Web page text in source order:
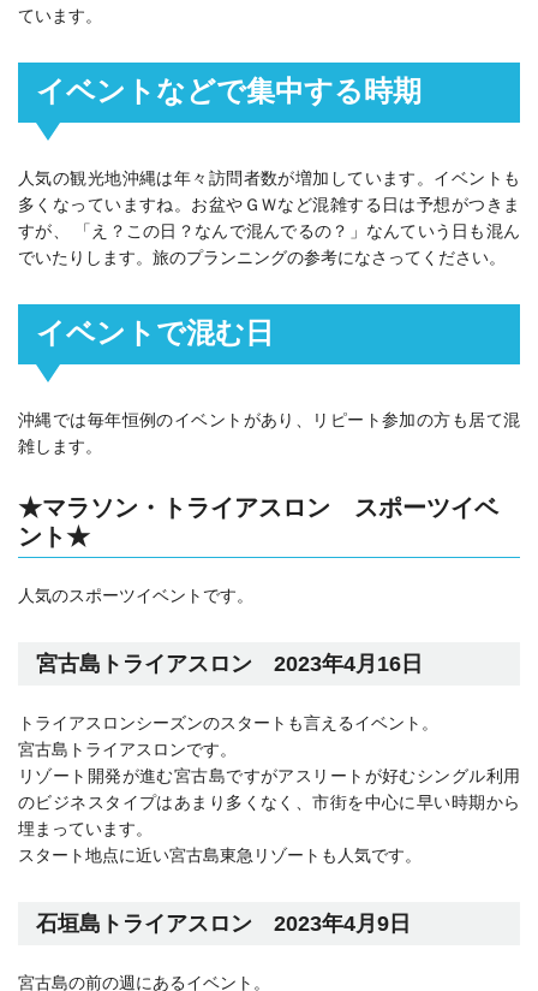
ています。
イベントなどで集中する時期
人気の観光地沖縄は年々訪問者数が増加しています。イベントも
多くなっていますね。お盆やＧＷなど混雑する日は予想がつきま
すが、 「え？この日？なんで混んでるの？」なんていう日も混ん
でいたりします。旅のプランニングの参考になさってください。
イベントで混む日
沖縄では毎年恒例のイベントがあり、リピート参加の方も居て混
雑します。
★マラソン・トライアスロン スポーツイベ
ント★
人気のスポーツイベントです。
宮古島トライアスロン 2023年4月16日
トライアスロンシーズンのスタートも言えるイベント。
宮古島トライアスロンです。
リゾート開発が進む宮古島ですがアスリートが好むシングル利用
のビジネスタイプはあまり多くなく、市街を中心に早い時期から
埋まっています。
スタート地点に近い宮古島東急リゾートも人気です。
石垣島トライアスロン 2023年4月9日
宮古島の前の週にあるイベント。